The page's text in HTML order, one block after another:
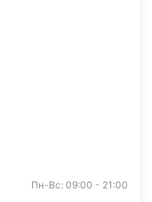
Пн-Вс: 09:00 - 21:00